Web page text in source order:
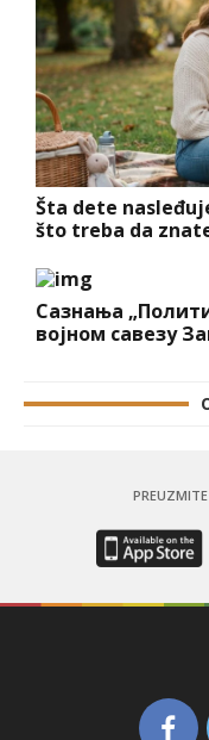
Šta dete
što treba da
Сазнања
војном савезу